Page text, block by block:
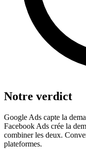
Notre verdict
Google Ads capte la
Facebook Ads crée la
combiner les deux.
plateformes.